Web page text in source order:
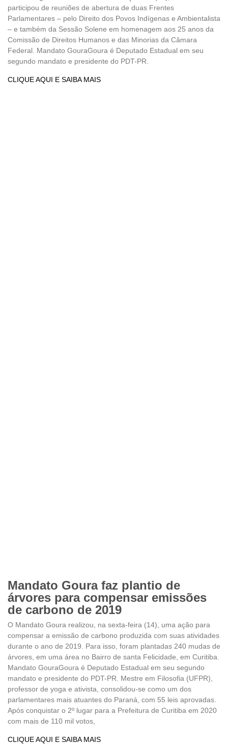
participou de reuniões de abertura de duas Frentes
Parlamentares – pelo Direito dos Povos Indígenas e Ambientalista
– e também da Sessão Solene em homenagem aos 25 anos da
Comissão de Direitos Humanos e das Minorias da Câmara
Federal. Mandato GouraGoura é Deputado Estadual em seu
segundo mandato e presidente do PDT-PR.
CLIQUE AQUI E SAIBA MAIS
Mandato Goura faz plantio de
árvores para compensar emissões
de carbono de 2019
O Mandato Goura realizou, na sexta-feira (14), uma ação para
compensar a emissão de carbono produzida com suas atividades
durante o ano de 2019. Para isso, foram plantadas 240 mudas de
árvores, em uma área no Bairro de santa Felicidade, em Curitiba.
Mandato GouraGoura é Deputado Estadual em seu segundo
mandato e presidente do PDT-PR. Mestre em Filosofia (UFPR),
professor de yoga e ativista, consolidou-se como um dos
parlamentares mais atuantes do Paraná, com 55 leis aprovadas.
Após conquistar o 2º lugar para a Prefeitura de Curitiba em 2020
com mais de 110 mil votos,
CLIQUE AQUI E SAIBA MAIS